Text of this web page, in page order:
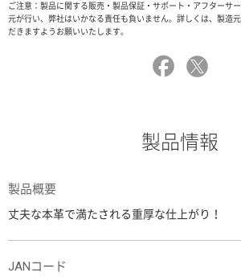
ご注意：製品に関する販売・製品保証・サポート・アフターサ
元が行い、弊社はいかなる責任も負いません。詳しくは、製造
だきますようお願いいたします。
製品情報
製品概要
丈夫な本革で満たされる重厚な仕上がり！
JANコード